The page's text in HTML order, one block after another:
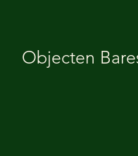
Objecten